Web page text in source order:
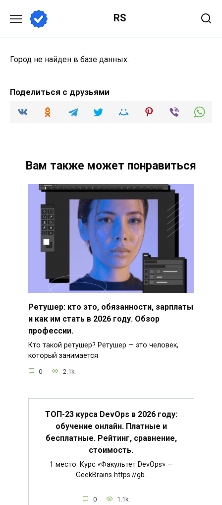
содержанию
RS
Город не найден в базе данных.
Поделиться с друзьями
Вам также может понравиться
Ретушер: кто это, обязанности, зарплаты
и как им стать в 2026 году. Обзор
профессии.
Кто такой ретушер? Ретушер — это человек,
который занимается
0 2.1k.
ТОП-23 курса DevOps в 2026 году:
обучение онлайн. Платные и
бесплатные. Рейтинг, сравнение,
стоимость.
1 место. Курс «Факультет DevOps» —
GeekBrains https://gb.
0 1.1k.